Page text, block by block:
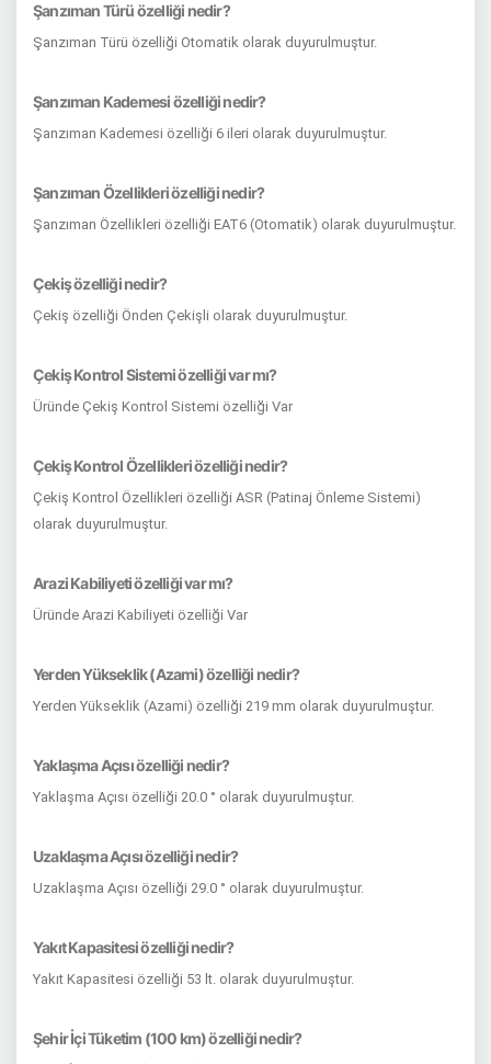
Şanzıman Türü özelliği nedir?
Şanzıman Türü özelliği Otomatik olarak duyurulmuştur.
Şanzıman Kademesi özelliği nedir?
Şanzıman Kademesi özelliği 6 ileri olarak duyurulmuştur.
Şanzıman Özellikleri özelliği nedir?
Şanzıman Özellikleri özelliği EAT6 (Otomatik) olarak duyurulmuştur.
Çekiş özelliği nedir?
Çekiş özelliği Önden Çekişli olarak duyurulmuştur.
Çekiş Kontrol Sistemi özelliği var mı?
Üründe Çekiş Kontrol Sistemi özelliği Var
Çekiş Kontrol Özellikleri özelliği nedir?
Çekiş Kontrol Özellikleri özelliği ASR (Patinaj Önleme Sistemi)
olarak duyurulmuştur.
Arazi Kabiliyeti özelliği var mı?
Üründe Arazi Kabiliyeti özelliği Var
Yerden Yükseklik (Azami) özelliği nedir?
Yerden Yükseklik (Azami) özelliği 219 mm olarak duyurulmuştur.
Yaklaşma Açısı özelliği nedir?
Yaklaşma Açısı özelliği 20.0 ° olarak duyurulmuştur.
Uzaklaşma Açısı özelliği nedir?
Uzaklaşma Açısı özelliği 29.0 ° olarak duyurulmuştur.
Yakıt Kapasitesi özelliği nedir?
Yakıt Kapasitesi özelliği 53 lt. olarak duyurulmuştur.
Şehir İçi Tüketim (100 km) özelliği nedir?